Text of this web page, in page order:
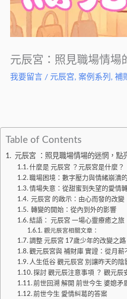
元辰宮：照見職場情場
我要留言 / 元辰宮, 案例系列 , 補
Table of Contents
元辰宮 ：照見職場情場的迷惘，點
什麼是 元辰宮 ？元辰宮是什麼？
職場困境：數字壓力與情緒崩潰
情場失意：從甜蜜到失望的愛情
元辰宮 的啟示：由心而發的改變
轉變的開始：從內到外的影響
結語： 元辰宮 一場心靈療癒之旅
觀元辰宮相關文章：
調整 元辰宮 17歲少年的改變之路
觀元辰宮與 補財庫 實證：從月薪
人生低谷 觀元辰宮 別讓昨天的
探討 觀元辰注意事項 ？ 觀元辰
前世回溯 解開 前世今生 婆媳矛
前世今生 愛情糾葛的答案